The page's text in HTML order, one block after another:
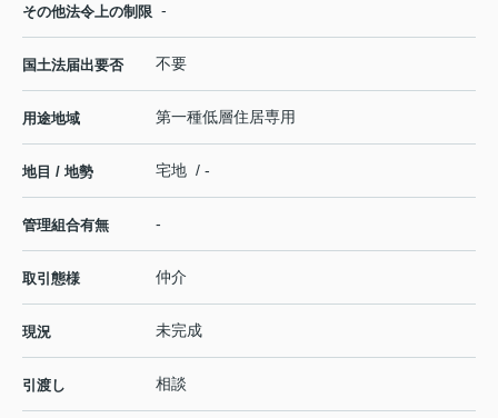
その他法令上の制限 -
国土法届出要否 不要
用途地域 第一種低層住居専用
地目 / 地勢 宅地 / -
管理組合有無 -
取引態様 仲介
現況 未完成
引渡し 相談